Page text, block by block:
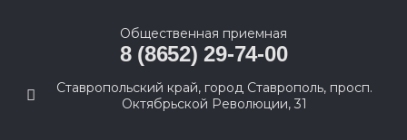
Общественная приемная
8 (8652) 29-74-00
Ставропольский край, город Ставрополь, просп.
Октябрьской Революции, 31